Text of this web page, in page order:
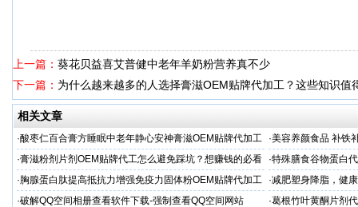
上一篇： 葵花贝益喜艾普健中老年羊奶粉营养真不少
下一篇： 为什么越来越多的人选择膏滋OEM贴牌代加工？这些知识值
相关文章
·酸枣仁百合膏方睡眠中老年静心安神膏滋OEM贴牌代加工
厂
·美容养颜食品 补铁
晨泰
·膏滋粉剂片剂OEM贴牌代工怎么避免踩坑？想赚钱的必看 ·特殊膳食谷物蛋白
· 胸腺蛋白肽提高抵抗力增强免疫力固体粉OEM贴牌代加工
服务商
·减肥塑身降脂，健
服务商
·破解QQ空间相册查看软件下载-强制查看QQ空间网站 ·葛根竹叶黄酮片剂